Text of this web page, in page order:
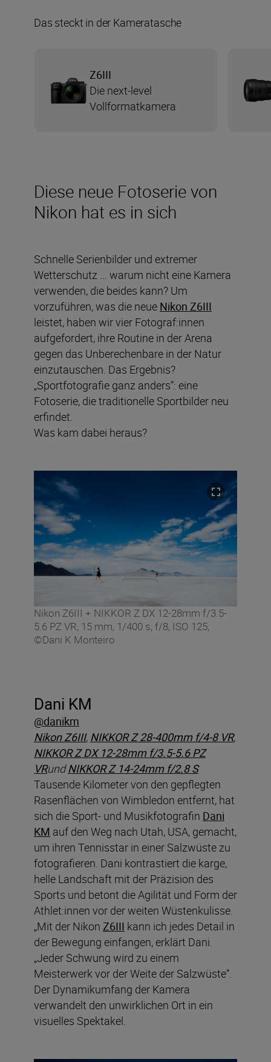
Diese neue Fotoserie von
Nikon hat es in sich
Schnelle Serienbilder und extremer
Wetterschutz … warum nicht eine Kamera
verwenden, die beides kann? Um
vorzuführen, was die neue Nikon Z6III
leistet, haben wir vier Fotograf:innen
aufgefordert, ihre Routine in der Arena
gegen das Unberechenbare in der Natur
einzutauschen. Das Ergebnis?
„Sportfotografie ganz anders“: eine
Fotoserie, die traditionelle Sportbilder neu
erfindet.
Was kam dabei heraus?
Das steckt in der Kameratasche
Z6III
Die next-level
Vollformatkamera
Nikon Z6III + NIKKOR Z DX 12-28mm f/3.5-
5.6 PZ VR, 15 mm, 1/400 s, f/8, ISO 125,
©Dani K Monteiro
Dani KM
@danikm
Nikon Z6III, NIKKOR Z 28-400mm f/4-8 VR,
NIKKOR Z DX 12-28mm f/3.5-5.6 PZ
VRundNIKKOR Z 14-24mm f/2.8 S
Tausende Kilometer von den gepflegten
Rasenflächen von Wimbledon entfernt, hat
sich die Sport- und Musikfotografin Dani
KM auf den Weg nach Utah, USA, gemacht,
um ihren Tennisstar in einer Salzwüste zu
fotografieren. Dani kontrastiert die karge,
helle Landschaft mit der Präzision des
Sports und betont die Agilität und Form der
Athlet:innen vor der weiten Wüstenkulisse.
„Mit der Nikon Z6III kann ich jedes Detail in
der Bewegung einfangen, erklärt Dani.
„Jeder Schwung wird zu einem
Meisterwerk vor der Weite der Salzwüste“.
Der Dynamikumfang der Kamera
verwandelt den unwirklichen Ort in ein
visuelles Spektakel.